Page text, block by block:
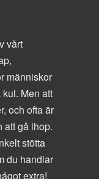
vårt
människor
Men att
och ofta är
att gå ihop.
stötta
du handlar
extra!